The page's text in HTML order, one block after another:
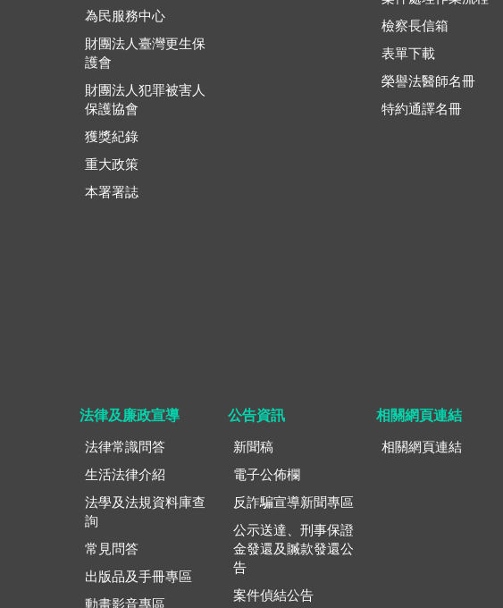
為民服務中心
財團法人臺灣更生保
護會
財團法人犯罪被害人
保護協會
獲獎紀錄
重大政策
本署署誌
檢察長信箱
表單下載
榮譽法醫師名冊
特約通譯名冊
法律及廉政宣導
法律常識問答
生活法律介紹
法學及法規資料庫查
詢
常見問答
出版品及手冊專區
動畫影音專區
公告資訊
新聞稿
電子公佈欄
反詐騙宣導新聞專區
公示送達、刑事保證
金發還及贓款發還公
告
案件偵結公告
相關網頁連結
相關網頁連結